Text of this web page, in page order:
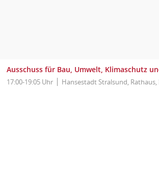
Ausschuss für Bau, Umwelt, Klimaschutz
17:00-19:05 Uhr Hansestadt Stralsund, Rathaus,